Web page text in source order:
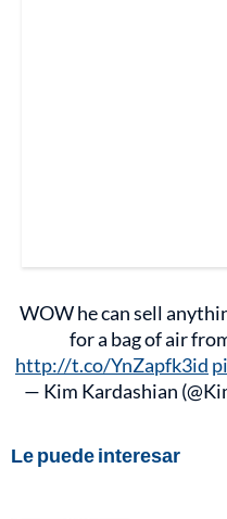
WOW he can sell
for a bag of air
http://t.co/YnZapfk3id
— Kim Kardashian
Le puede interesar